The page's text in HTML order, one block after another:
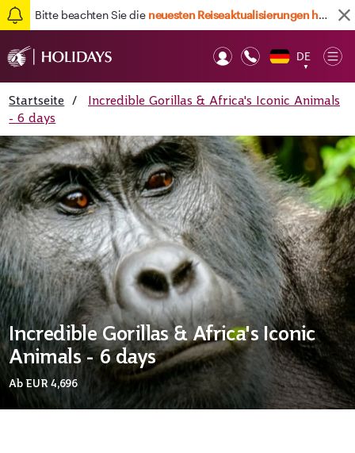
Bitte beachten Sie die neuesten Reiseaktualisierungen hier
DE
▼
Startseite /
Incredible Gorillas & Africa's Iconic Animals
- 6 days
Incredible Gorillas & Africa's Iconic
Animals - 6 days
AbEUR 4,696